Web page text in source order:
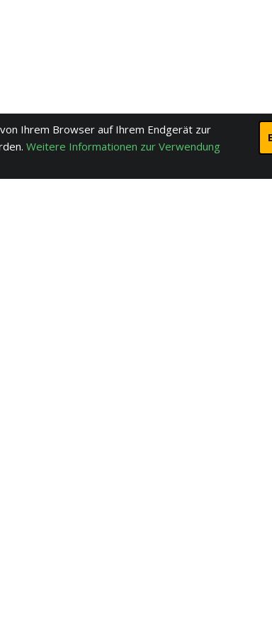
Ihrem Browser auf Ihrem Endgerät zur
Weitere Informationen zur Verwendung